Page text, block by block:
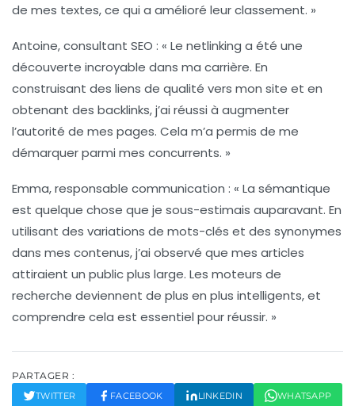
de mes textes, ce qui a amélioré leur classement. »
Antoine, consultant SEO : « Le netlinking a été une
découverte incroyable dans ma carrière. En
construisant des liens de qualité vers mon site et en
obtenant des backlinks, j’ai réussi à augmenter
l’autorité de mes pages. Cela m’a permis de me
démarquer parmi mes concurrents. »
Emma, responsable communication : « La sémantique
est quelque chose que je sous-estimais auparavant. En
utilisant des variations de mots-clés et des synonymes
dans mes contenus, j’ai observé que mes articles
attiraient un public plus large. Les moteurs de
recherche deviennent de plus en plus intelligents, et
comprendre cela est essentiel pour réussir. »
PARTAGER :
TWITTER FACEBOOK LINKEDIN WHATSAPP